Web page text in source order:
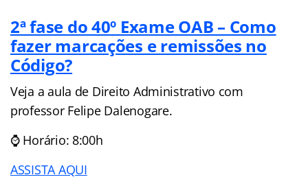
2ª fase do 40º Exame OAB – Como
fazer marcações e remissões no
Código?
Veja a aula de Direito Administrativo com
professor Felipe Dalenogare.
⌚ Horário: 8:00h
ASSISTA AQUI